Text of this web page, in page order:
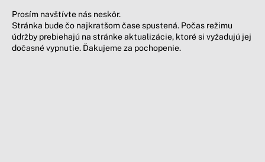
Prosím navštívte nás neskôr.
Stránka bude čo najkratšom čase spustená. Počas režimu
údržby prebiehajú na stránke aktualizácie, ktoré si vyžadujú jej
dočasné vypnutie. Ďakujeme za pochopenie.